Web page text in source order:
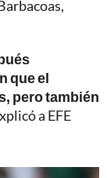
que el
pero también
a EFE